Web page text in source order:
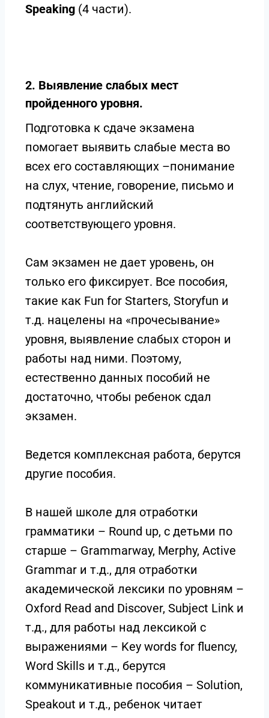
Speaking (4 части).
2. Выявление слабых мест
пройденного уровня.
Подготовка к сдаче экзамена
помогает выявить слабые места во
всех его составляющих –понимание
на слух, чтение, говорение, письмо и
подтянуть английский
соответствующего уровня.
Сам экзамен не дает уровень, он
только его фиксирует. Все пособия,
такие как Fun for Starters, Storyfun и
т.д. нацелены на «прочесывание»
уровня, выявление слабых сторон и
работы над ними. Поэтому,
естественно данных пособий не
достаточно, чтобы ребенок сдал
экзамен.
Ведется комплексная работа, берутся
другие пособия.
В нашей школе для отработки
грамматики – Round up, с детьми по
старше – Grammarway, Merphy, Active
Grammar и т.д., для отработки
академической лексики по уровням –
Oxford Read and Discover, Subject Link и
т.д., для работы над лексикой с
выражениями – Key words for fluency,
Word Skills и т.д., берутся
коммуникативные пособия – Solution,
Speakout и т.д., ребенок читает